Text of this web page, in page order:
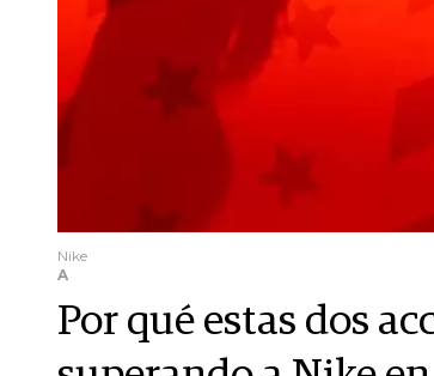
Nike
A
Por qué estas dos